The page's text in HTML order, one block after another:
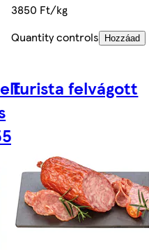
3850 Ft/kg
Quantity controls
Hozzáad
Turista felvágott